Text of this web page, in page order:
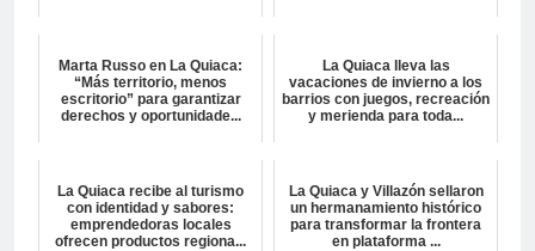
Marta Russo en La Quiaca:
“Más territorio, menos
escritorio” para garantizar
derechos y oportunidade...
La Quiaca lleva las
vacaciones de invierno a los
barrios con juegos, recreación
y merienda para toda...
La Quiaca recibe al turismo
con identidad y sabores:
emprendedoras locales
ofrecen productos regiona...
La Quiaca y Villazón sellaron
un hermanamiento histórico
para transformar la frontera
en plataforma ...